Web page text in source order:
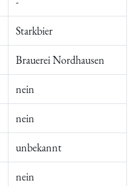
Starkbier
Brauerei Nordhausen
nein
nein
unbekannt
nein